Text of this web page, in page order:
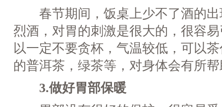
春节期间，饭桌上少不了酒的出
烈酒，对胃的刺激是很大的，很容
以一定不要贪杯，气温较低，可以
的普洱茶，绿茶等，对身体会有所
3.做好胃部保暖